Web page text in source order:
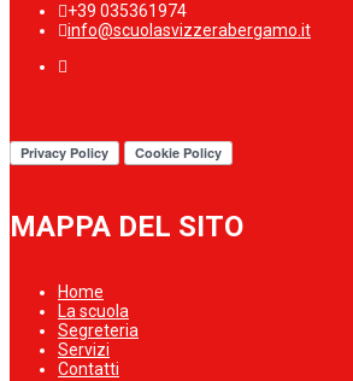
+39 035361974
info@scuolasvizzerabergamo.it
MAPPA DEL SITO
Home
La scuola
Segreteria
Servizi
Contatti